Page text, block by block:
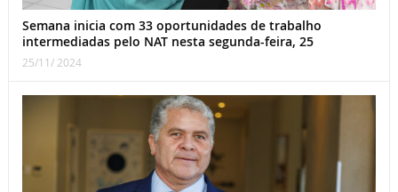
Semana inicia com 33 oportunidades de trabalho
intermediadas pelo NAT nesta segunda-feira, 25
25/11/ 2024